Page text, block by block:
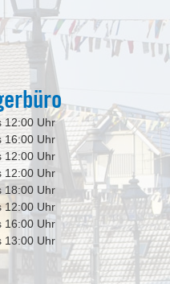
12:00 Uhr
16:00 Uhr
12:00 Uhr
12:00 Uhr
18:00 Uhr
12:00 Uhr
16:00 Uhr
13:00 Uhr